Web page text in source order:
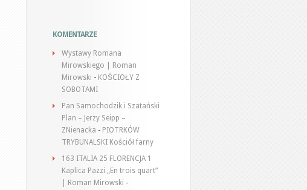
KOMENTARZE
Wystawy Romana
Mirowskiego | Roman
Mirowski - KOŚCIOŁY Z
SOBOTAMI
Pan Samochodzik i Szatański
Plan – Jerzy Seipp –
ZNienacka - PIOTRKÓW
TRYBUNALSKI Kościół farny
163 ITALIA 25 FLORENCJA 1
Kaplica Pazzi „En trois quart”
| Roman Mirowski -